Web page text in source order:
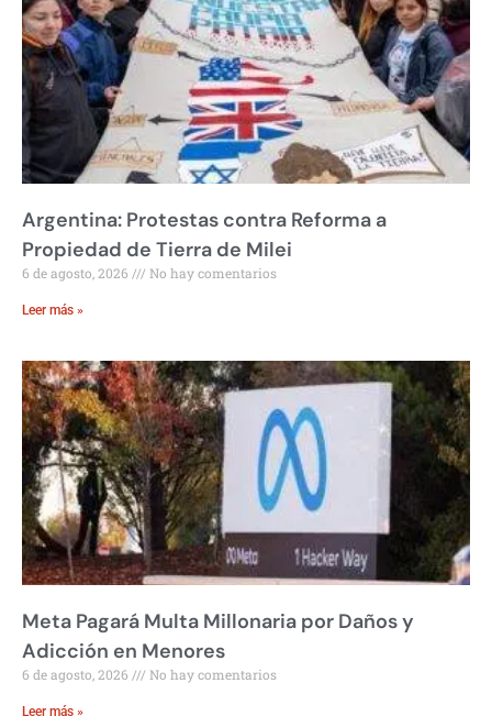
Argentina: Protestas contra Reforma a
Propiedad de Tierra de Milei
6 de agosto, 2026 No hay comentarios
Leer más »
Meta Pagará Multa Millonaria por Daños y
Adicción en Menores
6 de agosto, 2026 No hay comentarios
Leer más »